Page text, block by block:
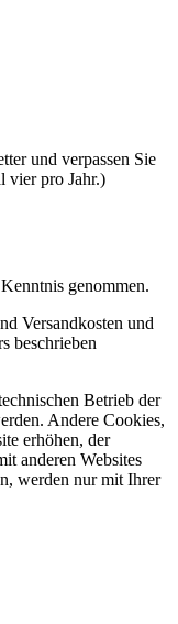
und verpassen Sie
vier pro Jahr.)
genommen.
Versandkosten und
beschrieben
Betrieb der
Andere Cookies,
erhöhen, der
anderen Websites
werden nur mit Ihrer